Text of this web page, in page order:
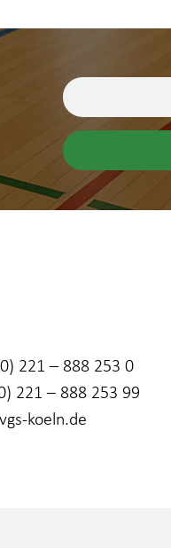
221 – 888 253 0
221 – 888 253 99
koeln.de